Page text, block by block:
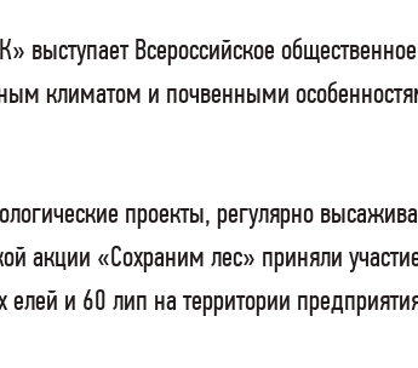
выступает Всероссийское
климатом и почвенными
проекты, регулярно
акции «Сохраним лес» приняли
и 60 лип на территории